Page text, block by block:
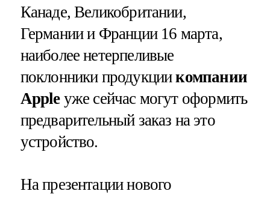
Канаде, Великобритании,
Германии и Франции 16 марта,
наиболее нетерпеливые
поклонники продукциикомпании
Appleуже сейчас могут оформить
предварительный заказ на это
устройство.
На презентации нового